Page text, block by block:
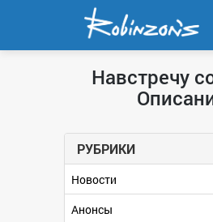
Навстречу
РУБРИКИ
Новости
Анонсы